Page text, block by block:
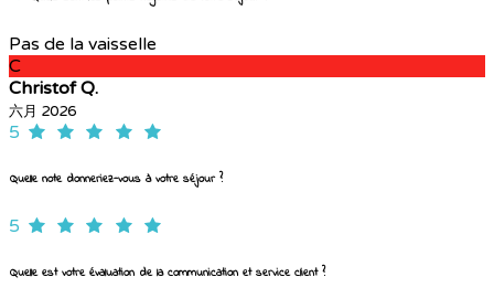
Pas de la vaisselle
C
Christof Q.
六月 2026
5
Quelle note donneriez-vous à votre séjour ?
5
Quelle est votre évaluation de la communication et service client ?